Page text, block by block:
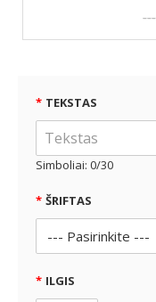
TEKSTAS
Simboliai: 0/30
ŠRIFTAS
ILGIS